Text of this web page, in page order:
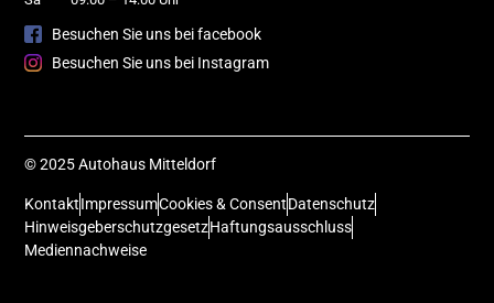
Besuchen Sie uns bei facebook
Besuchen Sie uns bei Instagram
© 2025 Autohaus Mitteldorf
KontaktImpressumCookies & ConsentDatenschutz
HinweisgeberschutzgesetzHaftungsausschluss
Mediennachweise